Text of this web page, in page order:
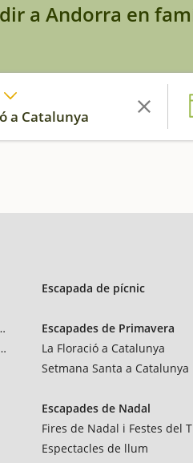
a Andorra en
a Catalunya
verdes
Escapada de pícnic
Escapades de Primavera
La Floració a Catalunya
Setmana Santa a Catalunya
Escapades de Nadal
Fires de Nadal i Festes del
Espectacles de llum